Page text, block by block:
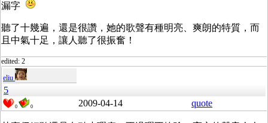
漏字
聽了十幾遍，還是很讚，她的歌聲有種明亮、爽朗的特質，而
且中氣十足，讓人聽了很振奮！
edited: 2
eliu
5
0 0 2009-04-14 quote